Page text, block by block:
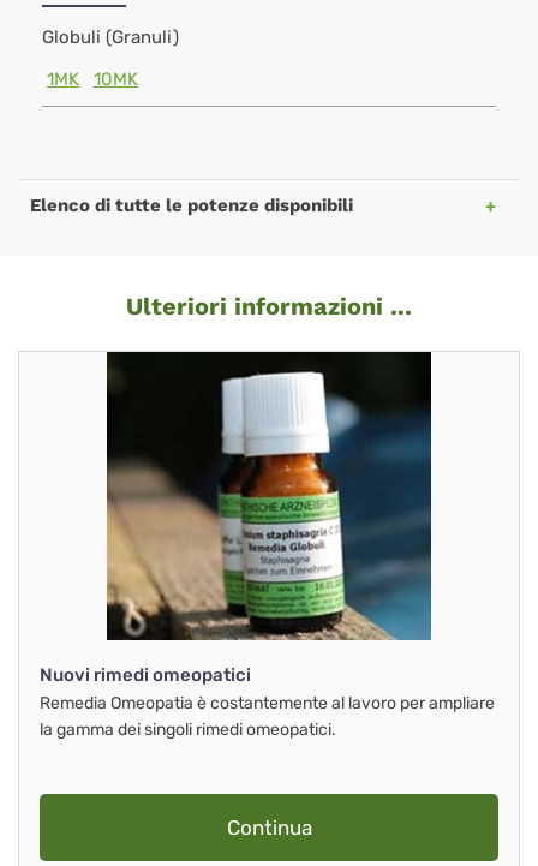
Globuli (Granuli)
1MK
10MK
Elenco di tutte le potenze disponibili
Ulteriori informazioni ...
Nuovi rimedi omeopatici
Remedia Omeopatia è costantemente al lavoro per ampliare
la gamma dei singoli rimedi omeopatici.
Continua